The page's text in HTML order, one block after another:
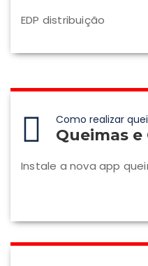
EDP distribuição
Como realizar
Queimas
Instale a nova app